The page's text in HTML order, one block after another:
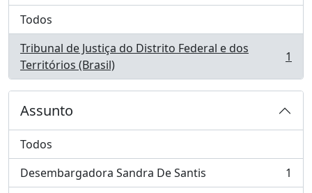
Todos
Tribunal de Justiça do Distrito Federal e dos
Territórios (Brasil)
, 1 resultados 1
Assunto
Todos
Desembargadora Sandra De Santis
, 1 resultados
1